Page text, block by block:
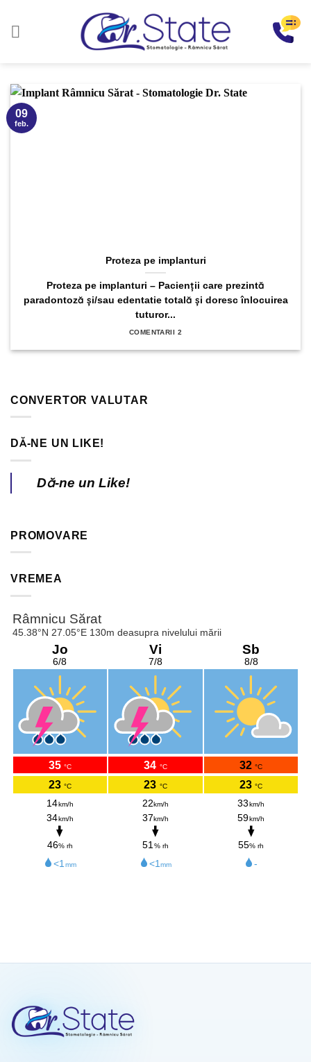
Proteza pe implanturi
Proteza pe implanturi – Pacienții care prezintă
paradontoză și/sau edentatie totală și doresc înlocuirea
tuturor...
COMENTARII 2
09
feb.
CONVERTOR VALUTAR
DĂ-NE UN LIKE!
Dă-ne un Like!
PROMOVARE
VREMEA